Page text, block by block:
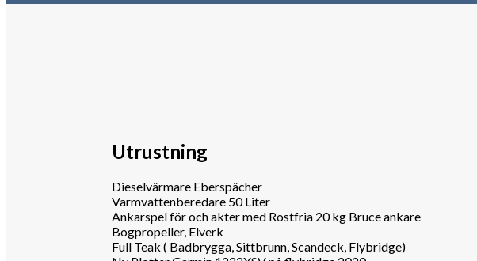
Utrustning
Dieselvärmare Eberspächer
Varmvattenberedare 50 Liter
Ankarspel för och akter med Rostfria 20 kg Bruce ankare
Bogpropeller, Elverk
Full Teak ( Badbrygga, Sittbrunn, Scandeck, Flybridge)